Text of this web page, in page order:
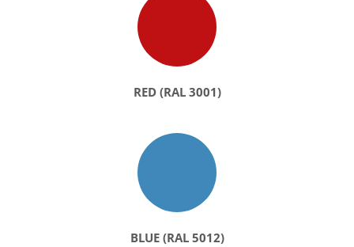
RED (RAL 3001)
BLUE (RAL 5012)